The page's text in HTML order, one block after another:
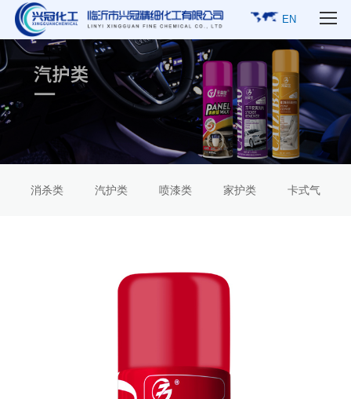
EN
消杀类 汽护类 喷漆类 家护类 卡式气